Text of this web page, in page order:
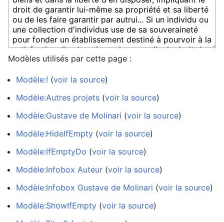
Modèles utilisés par cette page :
Modèle:! (voir la source)
Modèle:Autres projets (voir la source)
Modèle:Gustave de Molinari (voir la source)
Modèle:HideIfEmpty (voir la source)
Modèle:IfEmptyDo (voir la source)
Modèle:Infobox Auteur (voir la source)
Modèle:Infobox Gustave de Molinari (voir la source)
Modèle:ShowIfEmpty (voir la source)